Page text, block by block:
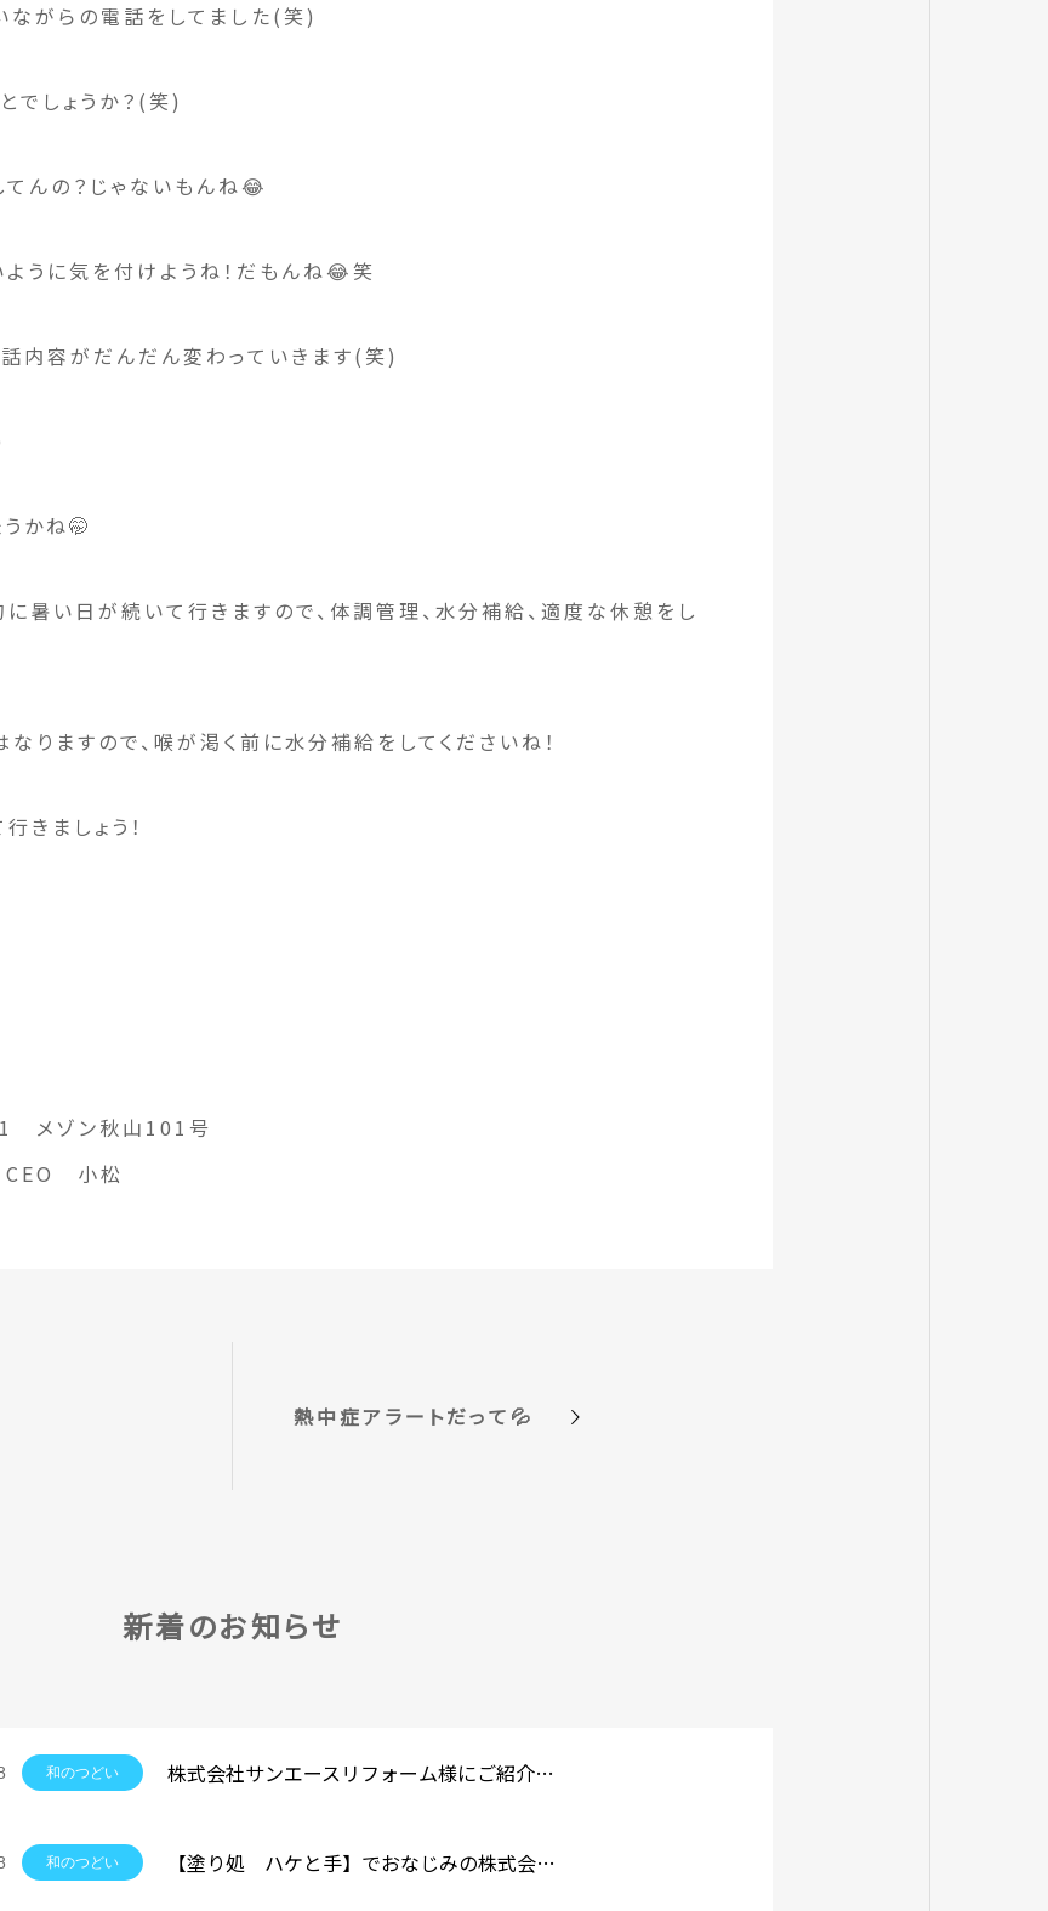
がらの電話をしてました(笑)
でしょうか？(笑)
んの？じゃないもんね😂
うに気を付けようね！だもんね😂笑
内容がだんだん変わっていきます(笑)
かね🤭
暑い日が続いて行きますので、体調管理、水分補給、適度な休憩をし
りますので、喉が渇く前に水分補給をしてくださいね！
きましょう！
メゾン秋山101号
CEO 小松
熱中症アラートだって💦
新着のお知らせ
和のつどい 株式会社サンエースリフォーム様にご紹介いただきました！
和のつどい 【塗り処 ハケと手】でおなじみの株式会社ユーモア様にご掲載頂きました！